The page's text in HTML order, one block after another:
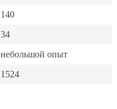
140
34
небольшой опыт
1524